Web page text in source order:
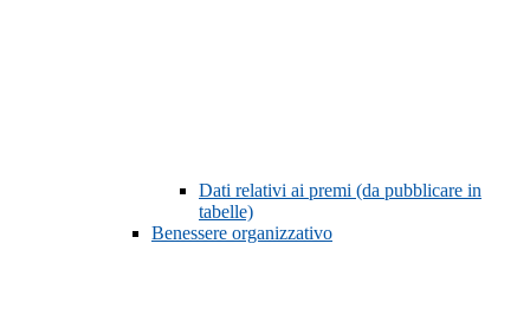
Dati relativi ai premi (da pubblicare in
tabelle)
Benessere organizzativo